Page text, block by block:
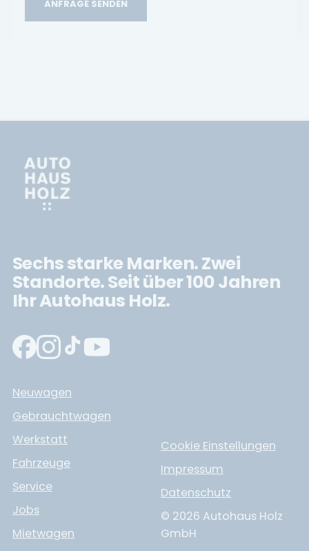
ANFRAGE SENDEN
Sechs starke Marken. Zwei
Standorte. Seit über 100 Jahren
Ihr Autohaus Holz.
Neuwagen
Gebrauchtwagen
Werkstatt
Fahrzeuge
Service
Jobs
Mietwagen
Cookie Einstellungen
Impressum
Datenschutz
© 2026 Autohaus Holz
GmbH